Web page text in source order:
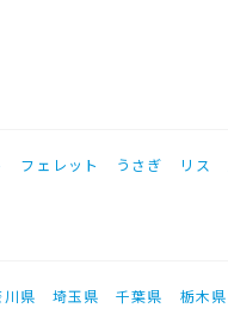
フェレット うさぎ リス
川県 埼玉県 千葉県 栃木県